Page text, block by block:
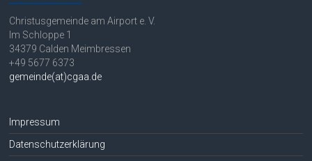
Christusgemeinde am Airport e. V.
Im Schloppe 1
34379 Calden Meimbressen
+49 5677 6373
gemeinde(at)cgaa.de
Impressum
Datenschutzerklärung